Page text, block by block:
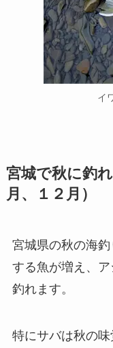
イ
宮城で秋に釣
月、１２月）
宮城県の秋の海
する魚が増え、
釣れます。
特にサバは秋の味